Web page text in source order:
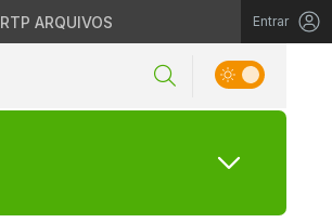
RTP ARQUIVOS Entrar